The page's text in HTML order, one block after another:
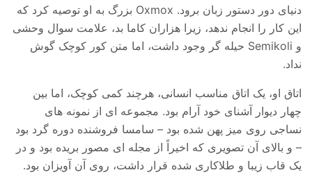
دنیای دور دستور زبان برود. Oxmox بزرگ به او توصیه کرد که
این کار را انجام ندهد، زیرا هزاران کاما بد، علامت سوال وحشی
و Semikoli حیله گر وجود داشت، اما متن کور کوچک گوش
نداد.
اتاق او، یک اتاق مناسب انسانی، هرچند کمی کوچک، اما بین
چهار دیوار آشنای خود آرام بود. مجموعه ای از نمونه های
نساجی روی میز پهن شده بود – سامسا فروشنده دوره گرد بود
– و بالای آن تصویری که اخیراً از مجله ای مصور بریده بود و در
یک قاب زیبا و طلاکاری شده قرار داشت، روی آن آویزان بود.